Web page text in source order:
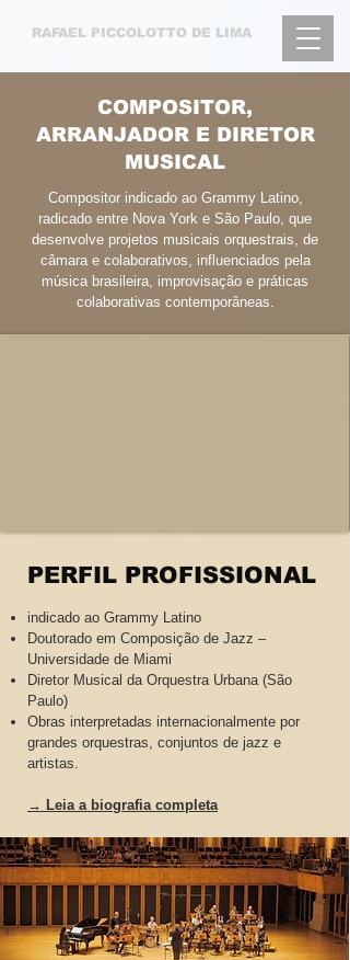
RAFAEL PICCOLOTTO DE LIMA
COMPOSITOR,
ARRANJADOR E DIRETOR
MUSICAL
Compositor indicado ao Grammy Latino,
radicado entre Nova York e São Paulo, que
desenvolve projetos musicais orquestrais, de
câmara e colaborativos, influenciados pela
música brasileira, improvisação e práticas
colaborativas contemporâneas.
PERFIL PROFISSIONAL
indicado ao Grammy Latino
Doutorado em Composição de Jazz –
Universidade de Miami
Diretor Musical da Orquestra Urbana (São
Paulo)
Obras interpretadas internacionalmente por
grandes orquestras, conjuntos de jazz e
artistas.
→ Leia a biografia completa